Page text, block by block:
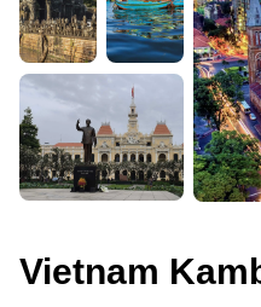
Vietnam